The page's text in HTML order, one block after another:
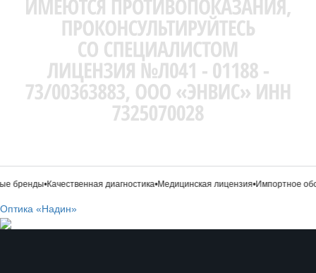
бренды•Качественная диагностика•Медицинская лицензия•Импортное
Оптика «Надин»